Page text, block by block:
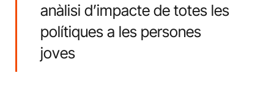
anàlisi d’impacte de totes les
polítiques a les persones
joves